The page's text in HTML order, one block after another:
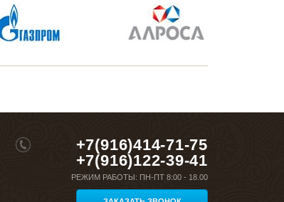
+7(916)414-71-75
+7(916)122-39-41
РЕЖИМ РАБОТЫ: ПН-ПТ 8:00 - 18.00